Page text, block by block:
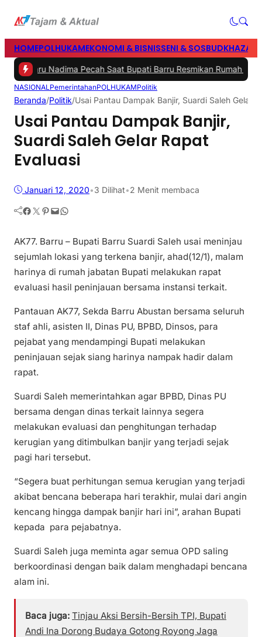
HOMEPOLHUKAMEKONOMI & BISNISSENI & SOSBUD
Haru Nadima Pecah Saat Bupati Barru Resmikan Rumah Hasil
NASIONALPemerintahanPOLHUKAMPolitik
Beranda/Politik/Usai Pantau Dampak Banjir, Suardi Saleh Gelar
Usai Pantau Dampak Banjir,
Suardi Saleh Gelar Rapat
Evaluasi
Januari 12, 2020•3 Dilihat•2 Menit membaca
Facebook Twitter Pinterest Mail WhatsApp
AK77. Barru – Bupati Barru Suardi Saleh usai meninjau
sejumlah lokasi yang terkena banjir, ahad(12/1), malam
harinya di rumah jabatan Bupati melakukan rapat
evaluasi hasil peninjauan bersama instansi terkait.
Pantauan AK77, Sekda Barru Abustan bersama seluruh
staf ahli, asisten II, Dinas PU, BPBD, Dinsos, para
pejabat yang mendampingi Bupati melakukan
peninjauan sejak siang harinya nampak hadir dalam
rapat.
Suardi Saleh memerintahkan agar BPBD, Dinas PU
bersama dengan dinas terkait lainnya segera
melakukan evaluasi dan penghitungan terhadap
kerugian yang ditimbulkan banjir yang terjadi sejak
pagi hari tersebut.
“Segera buat perhitungan semua kerugian yang terjadi
akibat bencana beberapa hari terakhir, mulai dari angin
kencang hingga dampak banjir hari ini”, arahan Bupati
kepada para pejabatnya.
Suardi Saleh juga meminta agar semua OPD saling
berkoordinasi dengan baik dalam menghadapi bencana
alam ini.
Baca juga: Tinjau Aksi Bersih-Bersih TPI, Bupati
Andi Ina Dorong Budaya Gotong Royong Jaga